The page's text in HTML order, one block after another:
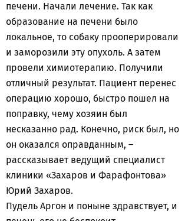
печени. Начали лечение. Так как
образование на печени было
локальное, то собаку прооперировали
и заморозили эту опухоль. А затем
провели химиотерапию. Получили
отличный результат. Пациент перенес
операцию хорошо, быстро пошел на
поправку, чему хозяин был
несказанно рад. Конечно, риск был, но
он оказался оправданным, –
рассказывает ведущий специалист
клиники «Захаров и Фарафонтова»
Юрий Захаров.
Пудель Аргон и поныне здравствует, и